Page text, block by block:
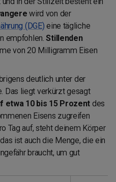
wird von der
(DGE) eine tägliche
empfohlen.Stillenden
von 20 Milligramm Eisen
deutlich unter der
Das liegt verkürzt gesagt
etwa 10 bis 15 Prozent des
Eisens zugreifen
Tag auf, steht deinem Körper
ist auch die Menge, die ein
braucht, um gut